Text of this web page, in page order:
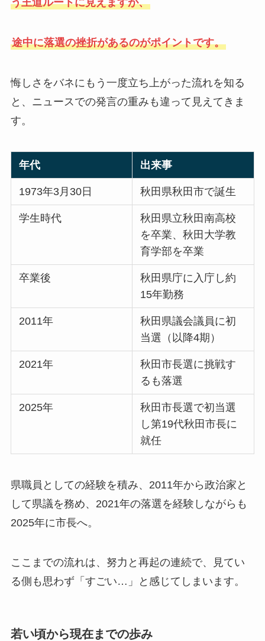
う王道ルートに見えますが、
途中に落選の挫折があるのがポイントです。
悔しさをバネにもう一度立ち上がった流れを知る
と、ニュースでの発言の重みも違って見えてきま
す。
年代 出来事
1973年3月30日 秋田県秋田市で誕生
学生時代
秋田県立秋田南高校
を卒業、秋田大学教
育学部を卒業
卒業後
秋田県庁に入庁し約
15年勤務
2011年
秋田県議会議員に初
当選（以降4期）
2021年
秋田市長選に挑戦す
るも落選
2025年
秋田市長選で初当選
し第19代秋田市長に
就任
県職員としての経験を積み、2011年から政治家と
して県議を務め、2021年の落選を経験しながらも
2025年に市長へ。
ここまでの流れは、努力と再起の連続で、見てい
る側も思わず「すごい…」と感じてしまいます。
若い頃から現在までの歩み